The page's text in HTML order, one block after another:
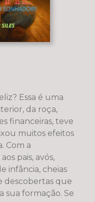
Essa é uma
da roça,
financeiras, teve
muitos efeitos
Com a
pais, avós,
infância, cheias
descobertas que
sua formação. Se